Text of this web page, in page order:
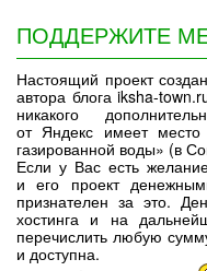
ПОДДЕРЖИТЕ
Настоящий проект
автора блога iksha-
никакого
от Яндекс имеет
газированной воды» (в
Если у Вас есть
и его проект
признателен за это.
хостинга и на
перечислить любую
и доступна.